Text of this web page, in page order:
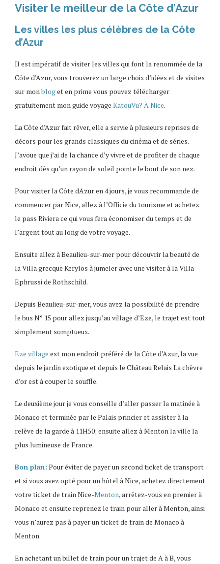
Visiter le meilleur de la Côte d’Azur
Les villes les plus célèbres de la Côte
d’Azur
Il est impératif de visiter les villes qui font la renommée de la
Côte d’Azur, vous trouverez un large choix d’idées et de visites
sur monbloget en prime vous pouvez télécharger
gratuitement mon guide voyage KatouVu? À Nice.
La Côte d’Azur fait rêver, elle a servie à plusieurs reprises de
décors pour les grands classiques du cinéma et de séries.
J’avoue que j’ai de la chance d’y vivre et de profiter de chaque
endroit dès qu’un rayon de soleil pointe le bout de son nez.
Pour visiter la Côte dAzur en 4 jours, je vous recommande de
commencer par Nice, allez à l’Officie du tourisme et achetez
le pass Riviera ce qui vous fera économiser du temps et de
l’argent tout au long de votre voyage.
Ensuite allez à Beaulieu-sur-mer pour découvrir la beauté de
la Villa grecque Kerylos à jumeler avec une visiter à la Villa
Ephrussi de Rothschild.
Depuis Beaulieu-sur-mer, vous avez la possibilité de prendre
le bus N° 15 pour allez jusqu’au village d’Eze, le trajet est tout
simplement somptueux.
Eze village est mon endroit préféré de la Côte d’Azur, la vue
depuis le jardin exotique et depuis le Château Relais La chèvre
d’or est à couper le souffle.
Le deuxième jour je vous conseille d’aller passer la matinée à
Monaco et terminée par le Palais princier et assister à la
relève de la garde à 11H50; ensuite allez à Menton la ville la
plus lumineuse de France.
Bon plan: Pour éviter de payer un second ticket de transport
et si vous avez opté pour un hôtel à Nice, achetez directement
votre ticket de train Nice-Menton, arrêtez-vous en premier à
Monaco et ensuite reprenez le train pour aller à Menton, ainsi
vous n’aurez pas à payer un ticket de train de Monaco à
Menton.
En achetant un billet de train pour un trajet de A à B, vous